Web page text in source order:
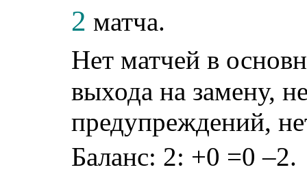
2 матча.
Нет матчей в
выхода на замену,
предупреждений,
Баланс: 2: +0 =0 –2.